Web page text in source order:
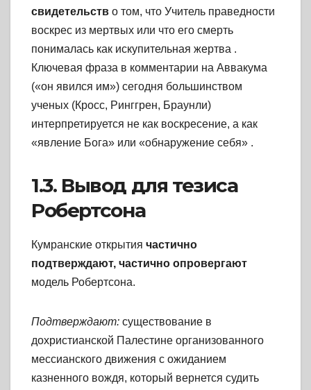
свидетельств о том, что Учитель праведности
воскрес из мертвых или что его смерть
понималась как искупительная жертва .
Ключевая фраза в комментарии на Аввакума
(«он явился им») сегодня большинством
ученых (Кросс, Ринггрен, Браунли)
интерпретируется не как воскресение, а как
«явление Бога» или «обнаружение себя» .
1.3. Вывод для тезиса
Робертсона
Кумранские открытия частично
подтверждают, частично опровергают
модель Робертсона.
Подтверждают: существование в
дохристианской Палестине организованного
мессианского движения с ожиданием
казненного вождя, который вернется судить